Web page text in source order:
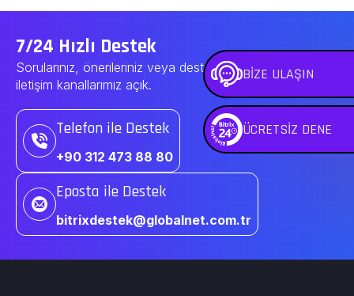
7/24 Hızlı Destek
Sorularınız, önerileriniz veya destek talepleriniz için
iletişim kanallarımız açık.
Telefon ile Destek
+90 312 473 88 80
Eposta ile Destek
bitrixdestek@globalnet.com.tr
ÜCRETSİZ DENE
BİZE ULAŞIN